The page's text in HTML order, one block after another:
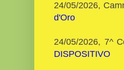
24/05/2026,
d'Oro
24/05/2026, 7^
DISPOSITIVO